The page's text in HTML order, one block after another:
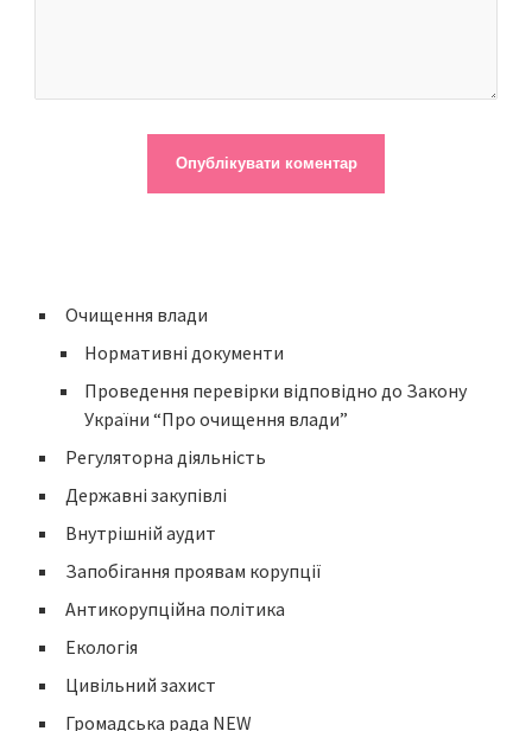
Очищення влади
Нормативні документи
Проведення перевірки відповідно до Закону
України “Про очищення влади”
Регуляторна діяльність
Державні закупівлі
Внутрішній аудит
Запобігання проявам корупції
Антикорупційна політика
Екологія
Цивільний захист
Громадська рада NEW